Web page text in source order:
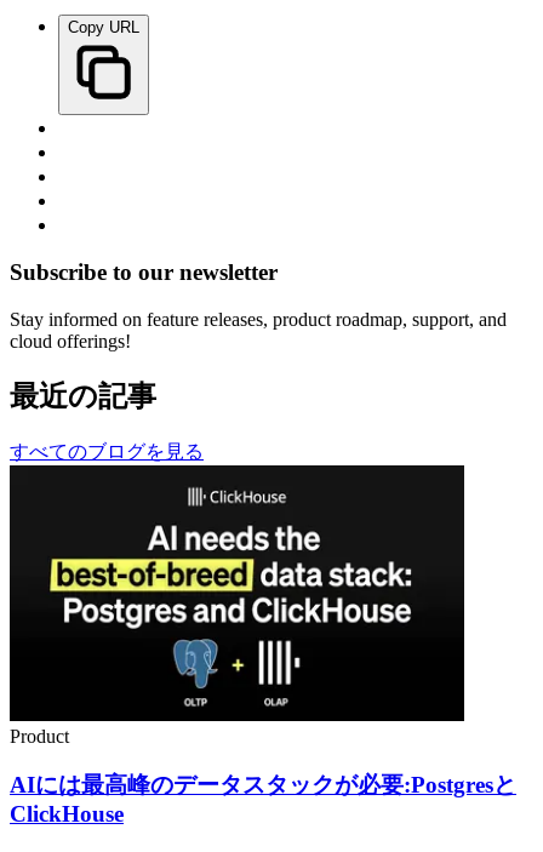
Copy URL
Subscribe to our newsletter
Stay informed on feature releases, product roadmap, support, and
cloud offerings!
最近の記事
すべてのブログを見る
Product
AIには最高峰のデータスタックが必要:Postgresと
ClickHouse